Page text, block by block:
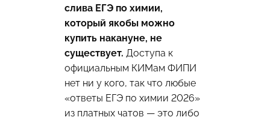
слива ЕГЭ по химии,
который якобы можно
купить накануне, не
существует.Доступа к
официальным КИМам ФИПИ
нет ни у кого, так что любые
«ответы ЕГЭ по химии 2026»
из платных чатов — это либо